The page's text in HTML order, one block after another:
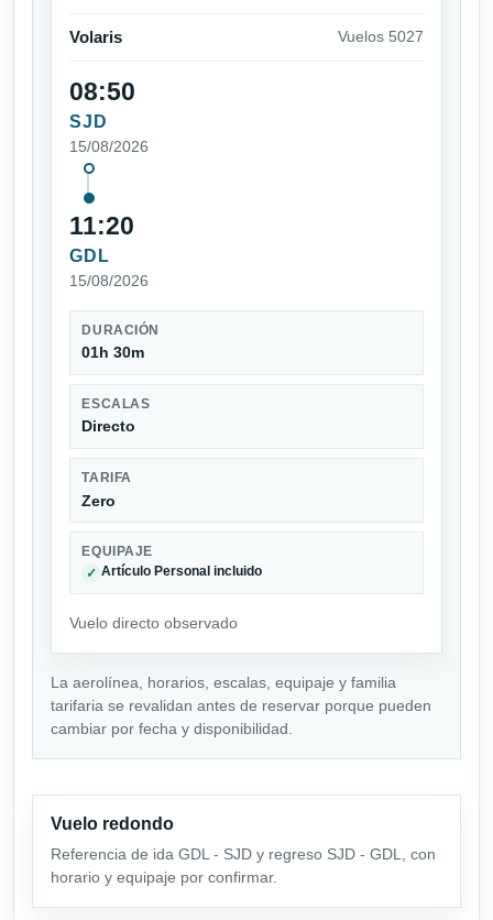
Volaris Vuelos 5027
08:50
SJD
15/08/2026
11:20
GDL
15/08/2026
DURACIÓN
01h 30m
ESCALAS
Directo
TARIFA
Zero
EQUIPAJE
✓ Artículo Personal incluido
Vuelo directo observado
La aerolínea, horarios, escalas, equipaje y familia
tarifaria se revalidan antes de reservar porque pueden
cambiar por fecha y disponibilidad.
Vuelo redondo
Referencia de ida GDL - SJD y regreso SJD - GDL, con
horario y equipaje por confirmar.